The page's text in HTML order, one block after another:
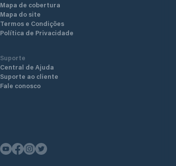
Mapa de cobertura
Mapa do site
Termos e Condições
Política de Privacidade
Suporte
Central de Ajuda
Suporte ao cliente
Fale conosco